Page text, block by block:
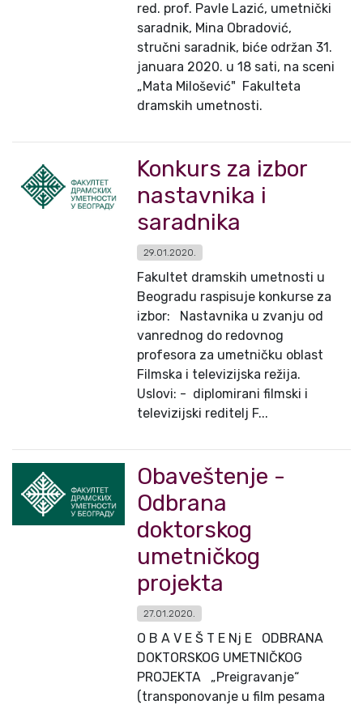
red. prof. Pavle Lazić, umetnički
saradnik, Mina Obradović,
stručni saradnik, biće održan 31.
januara 2020. u 18 sati, na sceni
„Mata Milošević" Fakulteta
dramskih umetnosti.
Konkurs za izbor
nastavnika i
saradnika
29.01.2020.
Fakultet dramskih umetnosti u
Beogradu raspisuje konkurse za
izbor: Nastavnika u zvanju od
vanrednog do redovnog
profesora za umetničku oblast
Filmska i televizijska režija.
Uslovi: - diplomirani filmski i
televizijski reditelj F...
Obaveštenje -
Odbrana
doktorskog
umetničkog
projekta
27.01.2020.
O B A V E Š T E Nj E ODBRANA
DOKTORSKOG UMETNIČKOG
PROJEKTA „Preigravanje“
(transponovanje u film pesama